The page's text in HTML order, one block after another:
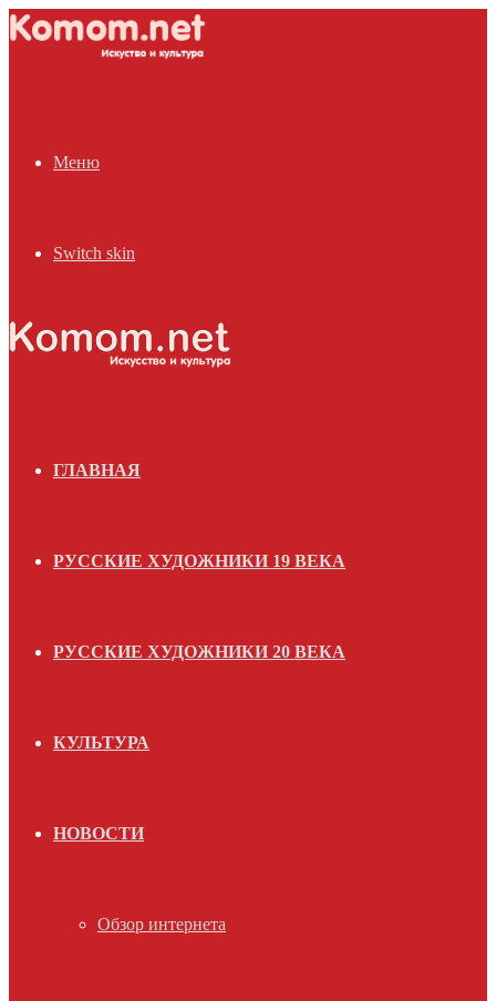
Меню
Switch skin
ГЛАВНАЯ
РУССКИЕ ХУДОЖНИКИ 19 ВЕКА
РУССКИЕ ХУДОЖНИКИ 20 ВЕКА
КУЛЬТУРА
НОВОСТИ
Обзор интернета